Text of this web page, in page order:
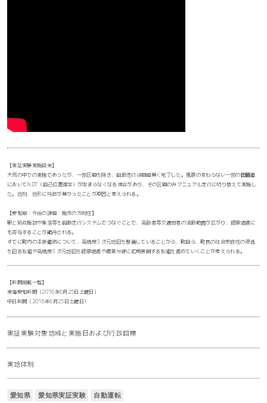
【実証実験実施結果】
大雨の中での実施であったが、一部区間を除き、自動走行は問題無く完了した。風景の変わらない一部の田圃道
においてNDT（自己位置推定）が定まらなくなる場合があり、その区間のみマニュアル走行に切り替えて実施し
た。地物、地形に特徴が無かったことが原因と考えられる。
【愛知県：今後の課題・施策の方向性】
駅と拠点施設や集落等を自動走行システムでつなぐことで、高齢者等交通弱者の活動範囲が広がり、健康増進に
も寄与することが期待される。
すでに町内の主要道路について、高精度3 次元地図を整備していることから、町自ら、町民の社会受容性の浸透
を図る取組や高精度3 次元地図を健康増進や農業分野に応用展開する取組を進めていくことが考えられる。
【新聞掲載一覧】
東海愛知新聞（2016年6月25日土曜日）
中日新聞（2016年6月25日土曜日）
実証実験対象地域と実施日および行政目標
実地体制
愛知県 愛知県実証実験 自動運転